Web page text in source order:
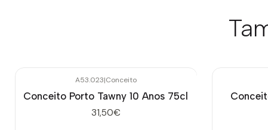
A53.023|Conceito
Conceito Porto Tawny 10 Anos 75cl
31,50€